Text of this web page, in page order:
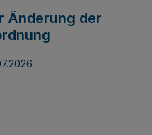
Änderung der